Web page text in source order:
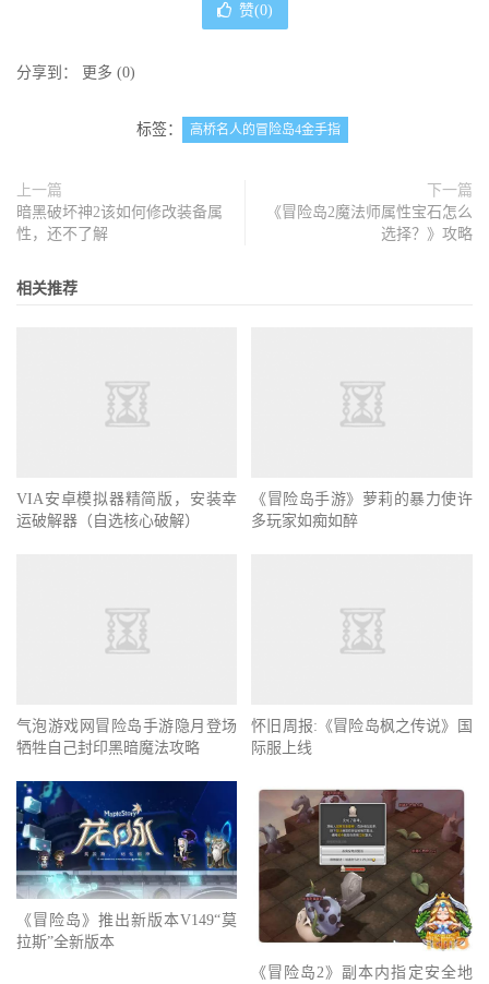
赞(0)
分享到： 更多 (0)
标签： 高桥名人的冒险岛4金手指
上一篇
暗黑破坏神2该如何修改装备属
性，还不了解
下一篇
《冒险岛2魔法师属性宝石怎么
选择？》攻略
相关推荐
VIA安卓模拟器精简版，安装幸
运破解器（自选核心破解）
《冒险岛手游》萝莉的暴力使许
多玩家如痴如醉
牺牲自己封印黑暗魔法攻略
怀旧周报:《冒险岛枫之传说》国
际服上线
《冒险岛》推出新版本V149“莫
拉斯”全新版本
《冒险岛2》副本内指定安全地